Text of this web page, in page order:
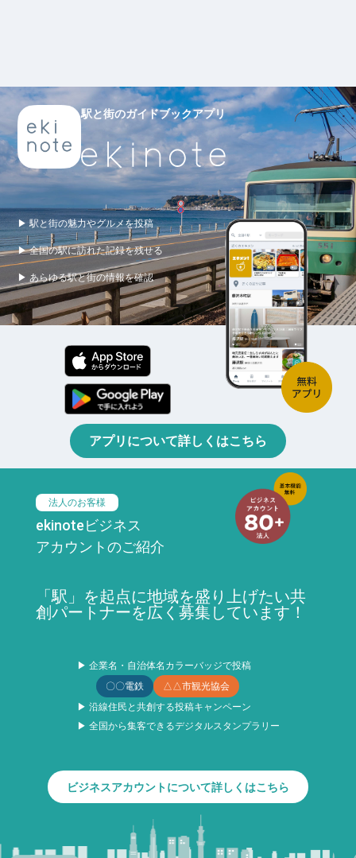
駅と街のガイドブックアプリ
▶ 駅と街の魅力やグルメを投稿
▶ 全国の駅に訪れた記録を残せる
▶ あらゆる駅と街の情報を確認
アプリについて詳しくはこちら
法人のお客様
ekinoteビジネス
アカウントのご紹介
「駅」を起点に地域を盛り上げたい共
創パートナーを広く募集しています！
▶ 企業名・自治体名カラーバッジで投稿
〇〇電鉄
△△市観光協会
▶ 沿線住民と共創する投稿キャンペーン
▶ 全国から集客できるデジタルスタンプラリー
ビジネスアカウントについて詳しくはこちら